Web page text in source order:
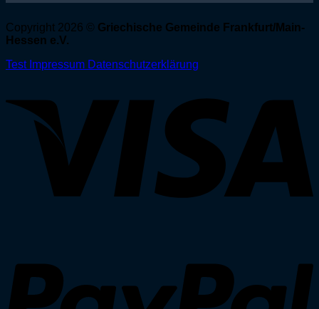
Copyright 2026 © Griechische Gemeinde Frankfurt/Main-
Hessen e.V.
Test Impressum Datenschutzerklärung